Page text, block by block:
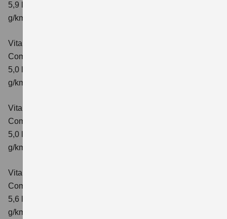
5,9 l/100 km; kombinierter Wert der CO₂-Emission: 138
g/km; CO₂-Klasse: E
Vitara 1.5 DUALJET HYBRID AGS
Comfort
5,0 l/100km; kombinierter Wert der CO₂-Emission: 113
g/km; CO₂-Klasse: C
Vitara 1.5 DUALJET HYBRID AGS
Comfort+
5,0 l/100km; kombinierter Wert der CO₂-Emission: 114
g/km; CO₂-Klasse: C
Vitara 1.5 DUALJET HYBRID ALLGRIP AGS
Comfort
5,6 l/100km; kombinierter Wert der CO₂-Emission: 126
g/km; CO₂-Klasse: D